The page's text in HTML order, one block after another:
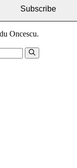
Subscribe
Oncescu.